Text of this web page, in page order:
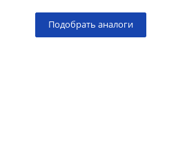
Подобрать аналоги